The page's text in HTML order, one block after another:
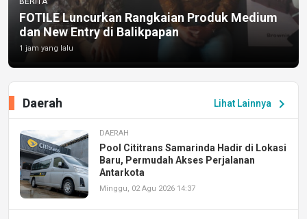
FOTILE Luncurkan Rangkaian Produk Medium
dan New Entry di Balikpapan
1 jam yang lalu
Lihat Lainnya chevron_right
Daerah
DAERAH
Pool Cititrans Samarinda Hadir di Lokasi
Baru, Permudah Akses Perjalanan
Antarkota
Minggu, 02 Agu 2026 14:37